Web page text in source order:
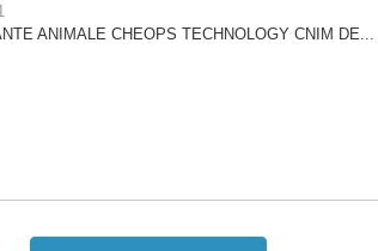
ANIMALE CHEOPS TECHNOLOGY CNIM DE...